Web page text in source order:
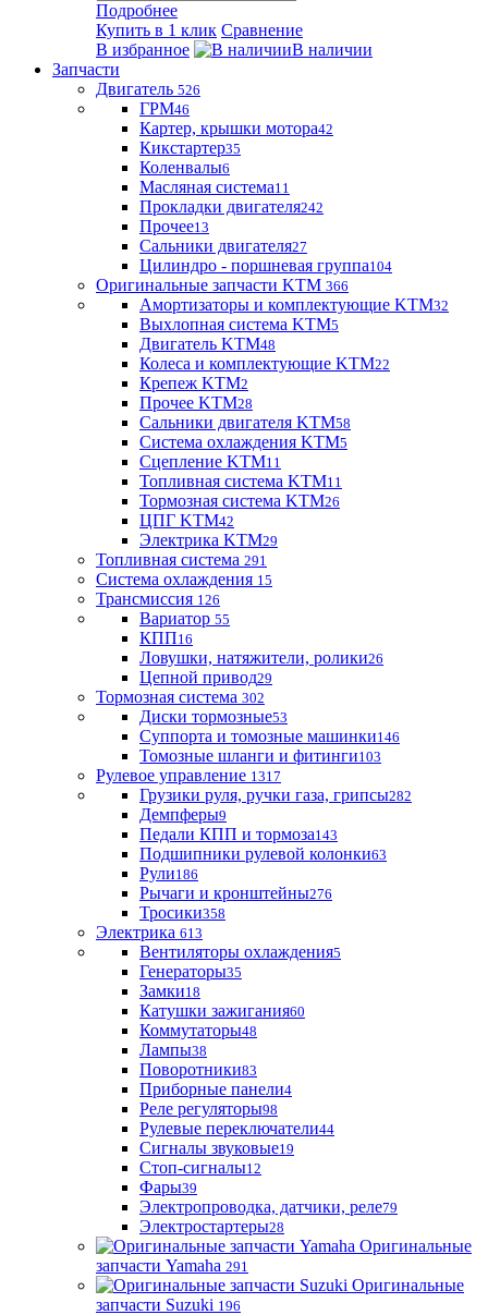
Подробнее
Купить в 1 клик Сравнение
В избранное
В наличии
Запчасти
Двигатель 526
ГРМ46
Картер, крышки мотора42
Кикстартер35
Коленвалы6
Масляная система11
Прокладки двигателя242
Прочее13
Сальники двигателя27
Цилиндро - поршневая группа104
Оригинальные запчасти KTM 366
Амортизаторы и комплектующие KTM32
Выхлопная система KTM5
Двигатель KTM48
Колеса и комплектующие KTM22
Крепеж KTM2
Прочее KTM28
Сальники двигателя KTM58
Система охлаждения KTM5
Сцепление KTM11
Топливная система KTM11
Тормозная система KTM26
ЦПГ KTM42
Электрика KTM29
Топливная система 291
Система охлаждения 15
Трансмиссия 126
Вариатор 55
КПП16
Ловушки, натяжители, ролики26
Цепной привод29
Тормозная система 302
Диски тормозные53
Суппорта и томозные машинки146
Томозные шланги и фитинги103
Рулевое управление 1317
Грузики руля, ручки газа, грипсы282
Демпферы9
Педали КПП и тормоза143
Подшипники рулевой колонки63
Рули186
Рычаги и кронштейны276
Тросики358
Электрика 613
Вентиляторы охлаждения5
Генераторы35
Замки18
Катушки зажигания60
Коммутаторы48
Лампы38
Поворотники83
Приборные панели4
Реле регуляторы98
Рулевые переключатели44
Сигналы звуковые19
Стоп-сигналы12
Фары39
Электропроводка, датчики, реле79
Электростартеры28
Оригинальные
запчасти Yamaha 291
Оригинальные
запчасти Suzuki 196